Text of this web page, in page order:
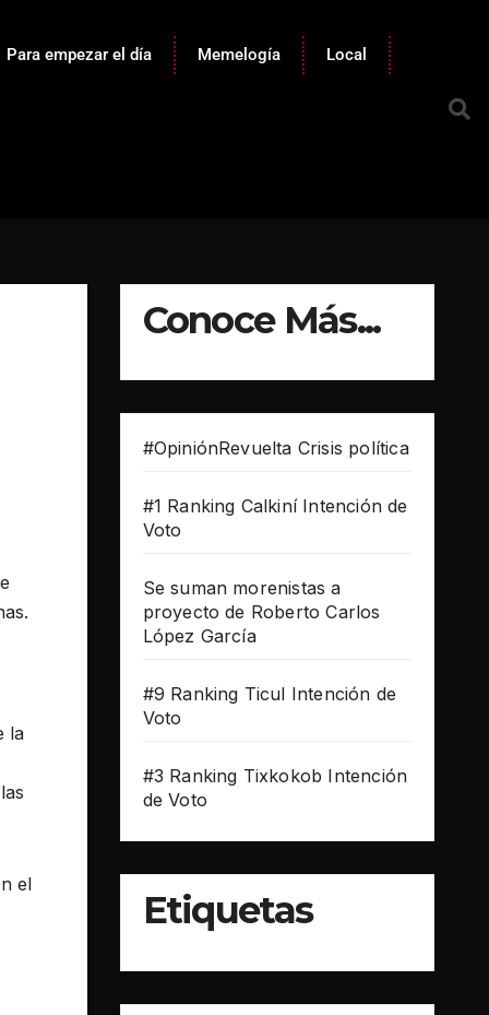
Para empezar el día Memelogía Local
la
el
Conoce Más...
#OpiniónRevuelta Crisis política
#1 Ranking Calkiní Intención de
Voto
Se suman morenistas a
proyecto de Roberto Carlos
López García
#9 Ranking Ticul Intención de
Voto
#3 Ranking Tixkokob Intención
de Voto
Etiquetas